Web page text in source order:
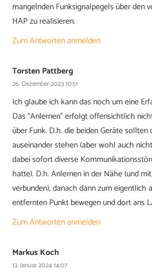
mangelnden Funksignalpegels über den
HAP zu realisieren.
Zum Antworten anmelden
Torsten Pattberg
26. Dezember 2023 10:51
Ich glaube ich kann das noch um eine
Das “Anlernen” erfolgt offensichtlich
über Funk. D.h. die beiden Geräte
auseinander stehen (aber wohl auch
dabei sofort diverse
hatte). D.h. Anlernen in der Nähe (und
verbunden), danach dann zum eigentlich
entfernten Punkt bewegen und dort ans
Zum Antworten anmelden
Markus Koch
13. Januar 2024 14:07